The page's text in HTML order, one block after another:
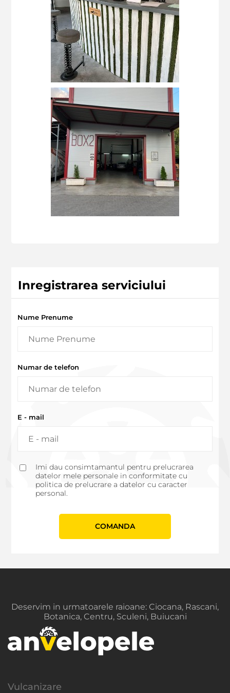
Inregistrarea serviciului
Nume Prenume
Numar de telefon
E - mail
Imi dau consimtamantul pentru prelucrarea
datelor mele personale in conformitate cu
politica de prelucrare a datelor cu caracter
personal.
СOMANDA
Deservim in urmatoarele raioane: Ciocana, Rascani,
Botanica, Centru, Sculeni, Buiucani
Vulcanizare